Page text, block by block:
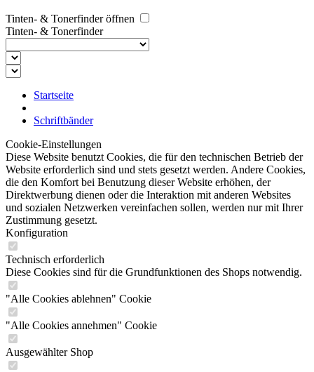
Tinten- & Tonerfinder öffnen
Tinten- & Tonerfinder
Startseite
Schriftbänder
Cookie-Einstellungen
Diese Website benutzt Cookies, die für den technischen Betrieb der
Website erforderlich sind und stets gesetzt werden. Andere Cookies,
die den Komfort bei Benutzung dieser Website erhöhen, der
Direktwerbung dienen oder die Interaktion mit anderen Websites
und sozialen Netzwerken vereinfachen sollen, werden nur mit Ihrer
Zustimmung gesetzt.
Konfiguration
Technisch erforderlich
Diese Cookies sind für die Grundfunktionen des Shops notwendig.
"Alle Cookies ablehnen" Cookie
"Alle Cookies annehmen" Cookie
Ausgewählter Shop